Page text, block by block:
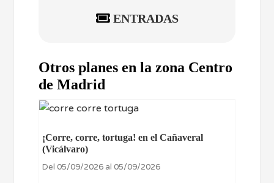
ENTRADAS
Otros planes en la zona Centro
de Madrid
¡Corre, corre, tortuga! en el Cañaveral
(Vicálvaro)
Del 05/09/2026 al 05/09/2026